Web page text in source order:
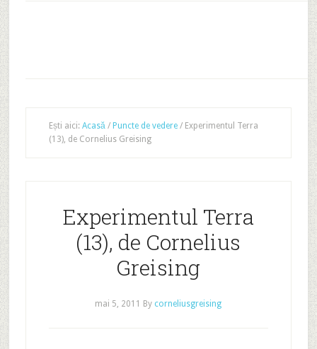
Ești aici: Acasă / Puncte de vedere /Experimentul Terra
(13), de Cornelius Greising
Experimentul Terra
(13), de Cornelius
Greising
mai 5, 2011 By corneliusgreising